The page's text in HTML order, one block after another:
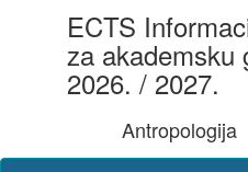
ECTS
za akademsku
2026. / 2027.
Antropologija